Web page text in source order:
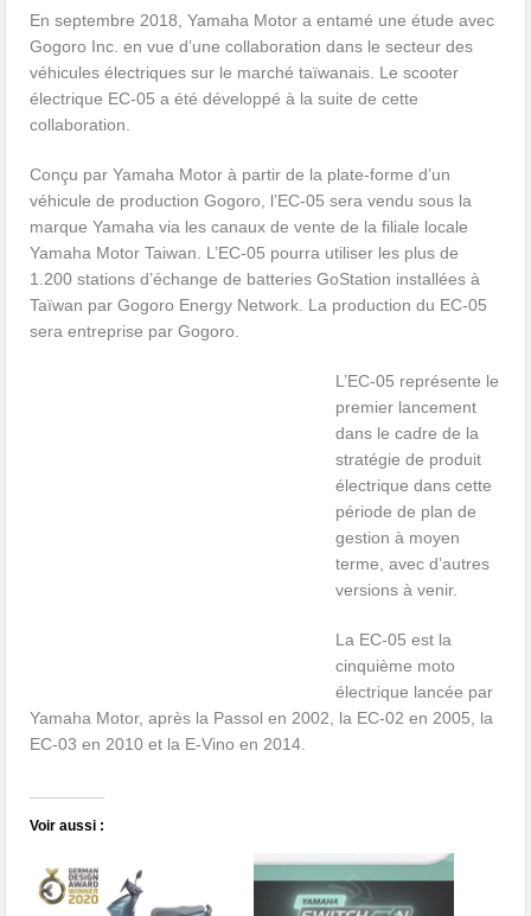
En septembre 2018, Yamaha Motor a entamé une étude avec
Gogoro Inc. en vue d’une collaboration dans le secteur des
véhicules électriques sur le marché taïwanais. Le scooter
électrique EC-05 a été développé à la suite de cette
collaboration.
Conçu par Yamaha Motor à partir de la plate-forme d’un
véhicule de production Gogoro, l’EC-05 sera vendu sous la
marque Yamaha via les canaux de vente de la filiale locale
Yamaha Motor Taiwan. L’EC-05 pourra utiliser les plus de
1.200 stations d’échange de batteries GoStation installées à
Taïwan par Gogoro Energy Network. La production du EC-05
sera entreprise par Gogoro.
L’EC-05 représente le
premier lancement
dans le cadre de la
stratégie de produit
électrique dans cette
période de plan de
gestion à moyen
terme, avec d’autres
versions à venir.
La EC-05 est la
cinquième moto
électrique lancée par
Yamaha Motor, après la Passol en 2002, la EC-02 en 2005, la
EC-03 en 2010 et la E-Vino en 2014.
Voir aussi :